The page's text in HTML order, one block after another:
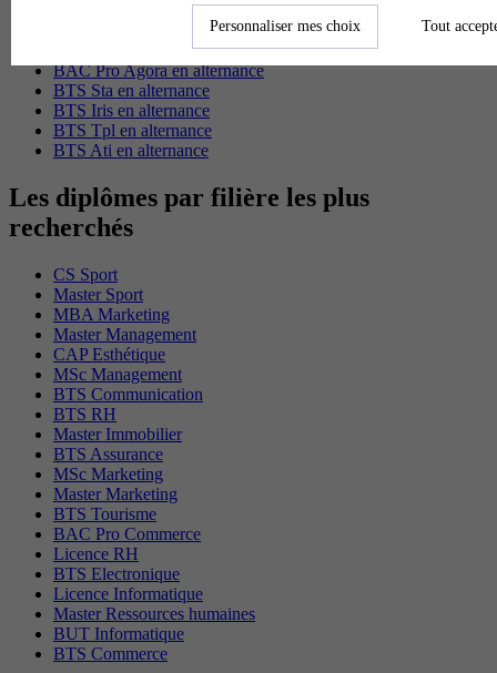
Cap Electricien en alternance
BTS Gpn en alternance
BTS Domotique en alternance
BAC Pro Agora en alternance
BTS Sta en alternance
BTS Iris en alternance
BTS Tpl en alternance
BTS Ati en alternance
Les diplômes par filière les plus
recherchés
CS Sport
Master Sport
MBA Marketing
Master Management
CAP Esthétique
MSc Management
BTS Communication
BTS RH
Master Immobilier
BTS Assurance
MSc Marketing
Master Marketing
BTS Tourisme
BAC Pro Commerce
Licence RH
BTS Electronique
Licence Informatique
Master Ressources humaines
BUT Informatique
BTS Commerce
Personnaliser mes choix Tout